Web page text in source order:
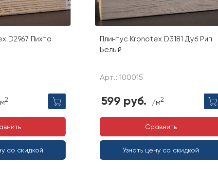
D2967 Пихта
2
со скидкой
Плинтус Kronotex D3181 Дуб Рип
Белый
Арт.: 100015
599 руб. /м2
Сравнить
Узнать цену со скидкой